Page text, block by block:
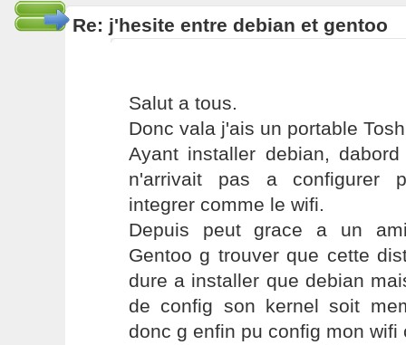
Re: j'hesite entre debian et gentoo
Salut a tous.
Donc vala j'ais un portable
Ayant installer debian,
n'arrivait pas a configurer
integrer comme le wifi.
Depuis peut grace a un
Gentoo g trouver que cette
dure a installer que debian
de config son kernel soit
donc g enfin pu config mon